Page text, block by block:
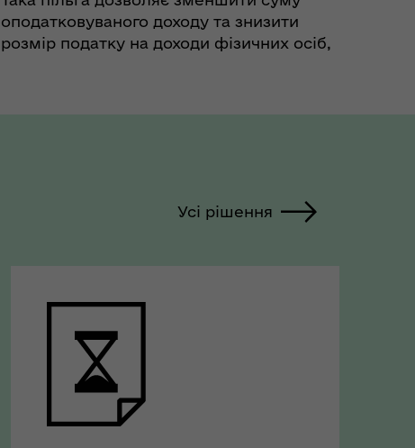
оподатковуваного доходу та знизити
розмір податку на доходи фізичних осіб,
Усі рішення